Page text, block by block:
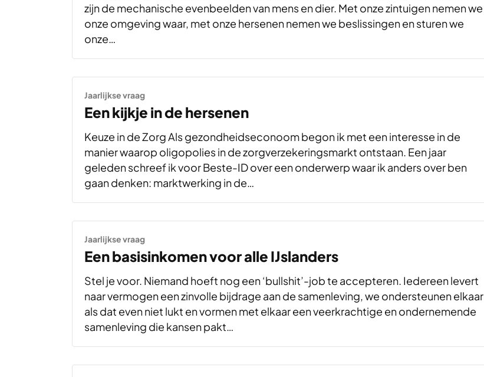
zijn de mechanische evenbeelden van mens en dier. Met onze zintuigen nemen we
onze omgeving waar, met onze hersenen nemen we beslissingen en sturen we
onze…
Jaarlijkse vraag
Een kijkje in de hersenen
Keuze in de Zorg Als gezondheidseconoom begon ik met een interesse in de
manier waarop oligopolies in de zorgverzekeringsmarkt ontstaan. Een jaar
geleden schreef ik voor Beste-ID over een onderwerp waar ik anders over ben
gaan denken: marktwerking in de…
Jaarlijkse vraag
Een basisinkomen voor alle IJslanders
Stel je voor. Niemand hoeft nog een ‘bullshit’-job te accepteren. Iedereen levert
naar vermogen een zinvolle bijdrage aan de samenleving, we ondersteunen elkaar
als dat even niet lukt en vormen met elkaar een veerkrachtige en ondernemende
samenleving die kansen pakt…